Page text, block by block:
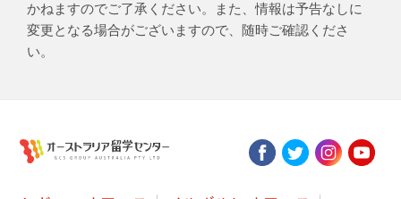
かねますのでご了承ください。また、情報は予告なしに
変更となる場合がございますので、随時ご確認くださ
い。